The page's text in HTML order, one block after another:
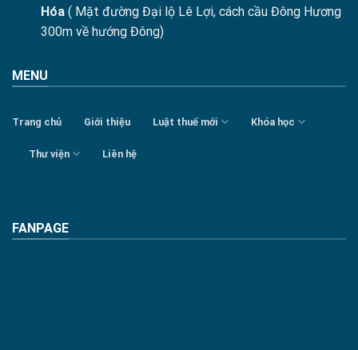
Hóa ( Mặt đường Đại lộ Lê Lợi, cách cầu Đông Hương
300m về hướng Đông)
MENU
Trang chủ Giới thiệu Luật thuế mới Khóa học
Thư viện Liên hệ
FANPAGE